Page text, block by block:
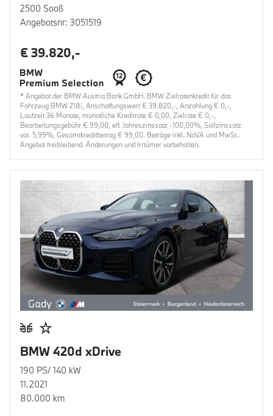
2500 Sooß
Angebotsnr: 3051519
€ 39.820,-
* Angebot der BMW Austria Bank GmbH. BMW Zielratenkredit für das
Fahrzeug BMW 218i, Anschaffungswert € 39.820,-, Anzahlung € 0,-,
Laufzeit 36 Monate, monatliche Kreditrate € 0,00, Zielrate € 0,-,
Bearbeitungsgebühr € 99,00, eff. Jahreszinssatz -100,00%, Sollzinssatz
var. 5,99%, Gesamtkreditbetrag € 99,00. Beträge inkl. NoVA und MwSt..
Angebot freibleibend. Änderungen und Irrtümer vorbehalten.
BMW 420d xDrive
190 PS/ 140 kW
11.2021
80.000 km